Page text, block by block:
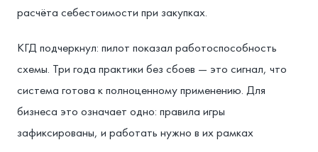
расчёта себестоимости при закупках.
КГД подчеркнул: пилот показал работоспособность
схемы. Три года практики без сбоев — это сигнал, что
система готова к полноценному применению. Для
бизнеса это означает одно: правила игры
зафиксированы, и работать нужно в их рамках